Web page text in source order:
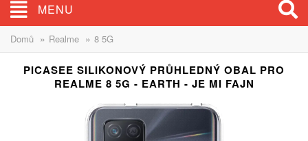
MENU
Domů » Realme » 8 5G
PICASEE SILIKONOVÝ PRŮHLEDNÝ OBAL PRO
REALME 8 5G - EARTH - JE MI FAJN